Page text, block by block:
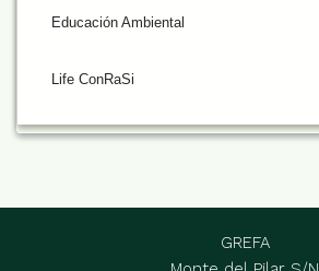
Educación Ambiental
Life ConRaSi
GREFA